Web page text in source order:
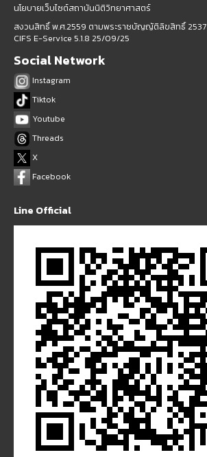
นโยบายเว็บไซต์สถาบันนิติวิทยาศาสตร์
สงวนสิทธิ์ พ.ศ.2559 ตามพระราชบัญญัติลิขสิทธิ์ 2537
CIFS E-Service 5.1.8 25/09/25
Social Network
Instagram
Tiktok
Youtube
Threads
X
Facebook
Line Official